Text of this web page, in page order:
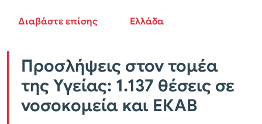
Διαβάστε επίσης Ελλάδα
Προσλήψεις στον τομέα
της Υγείας: 1.137 θέσεις σε
νοσοκομεία και ΕΚΑΒ